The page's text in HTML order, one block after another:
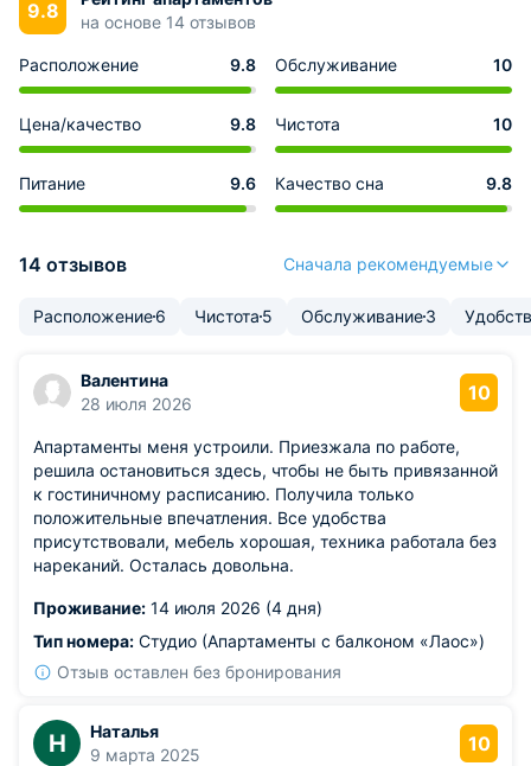
9.8
на основе 14 отзывов
Расположение 9.8 Обслуживание 10
Цена/качество 9.8 Чистота 10
Питание 9.6 Качество сна 9.8
14 отзывов Сначала рекомендуемые
Расположение6 Чистота 5 Обслуживание3
Валентина
28 июля 2026
10
Апартаменты меня устроили. Приезжала по работе,
решила остановиться здесь, чтобы не быть привязанной
к гостиничному расписанию. Получила только
положительные впечатления. Все удобства
присутствовали, мебель хорошая, техника работала без
нареканий. Осталась довольна.
Проживание: 14 июля 2026 (4 дня)
Тип номера: Студио (Апартаменты с балконом «Лаос»)
Отзыв оставлен без бронирования
Н
Наталья
9 марта 2025
10